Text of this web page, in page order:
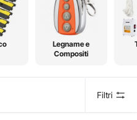
Legname e
Compositi
Filtri